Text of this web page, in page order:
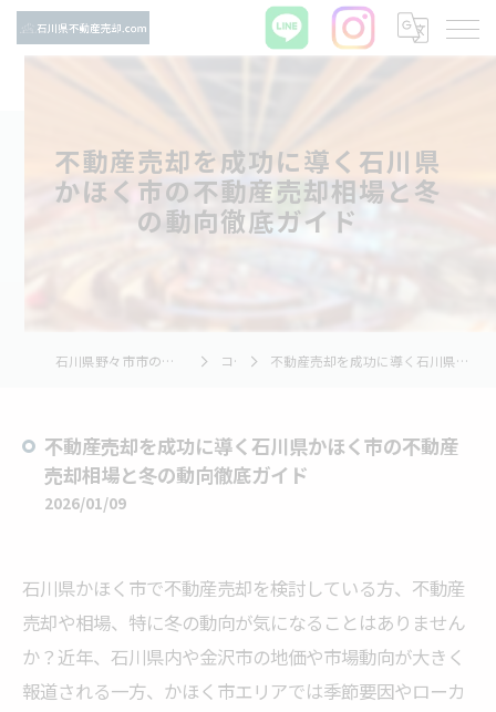
不動産売却を成功に導く石川県
かほく市の不動産売却相場と冬
の動向徹底ガイド
石川県野々市市の不動産売却ならTNホーム株式会社 コラム 不動産売却を成功に導く石川県かほく市の不動産売却相場と冬の動向徹底ガイド
不動産売却を成功に導く石川県かほく市の不動産
売却相場と冬の動向徹底ガイド
2026/01/09
石川県かほく市で不動産売却を検討している方、不動産
売却や相場、特に冬の動向が気になることはありません
か？近年、石川県内や金沢市の地価や市場動向が大きく
報道される一方、かほく市エリアでは季節要因やローカ